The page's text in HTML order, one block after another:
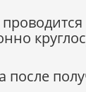
после